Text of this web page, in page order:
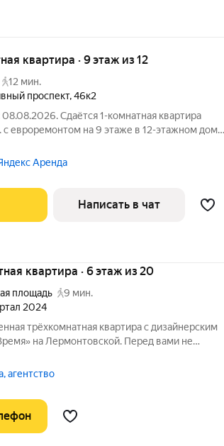
квартира · 9 этаж из 12
12 мин.
проспект,46к2
Сдаётся 1-комнатная квартира
евроремонтом на 9 этаже в 12-этажном доме
Аренда
Написать в чат
квартира · 6 этаж из 20
площадь
9 мин.
2024
трёхкомнатная квартира с дизайнерским
на Лермонтовской. Перед вами не
на комфорт. Это идеальный вариант для
агентство